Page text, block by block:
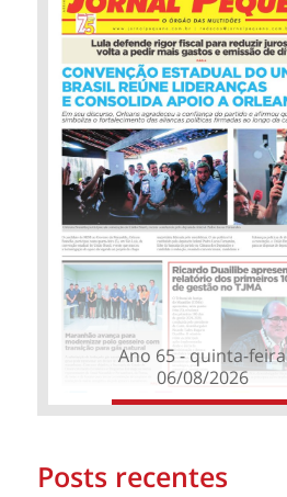
Ano 65 - quinta-feira
06/08/2026
Posts recentes